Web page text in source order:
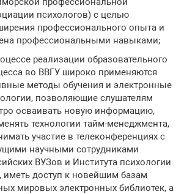
психологов) с целью
профессионального опыта и
профессиональными навыками;
реализации образовательного
во ВВГУ широко применяются
методы обучения и электронные
позволяющие слушателям
осваивать новую информацию,
технологии тайм-менеджмента,
участие в телеконференциях с
научными сотрудниками
ВУЗов и Института психологии
иметь доступ к новейшим базам
мировых электронных библиотек, а